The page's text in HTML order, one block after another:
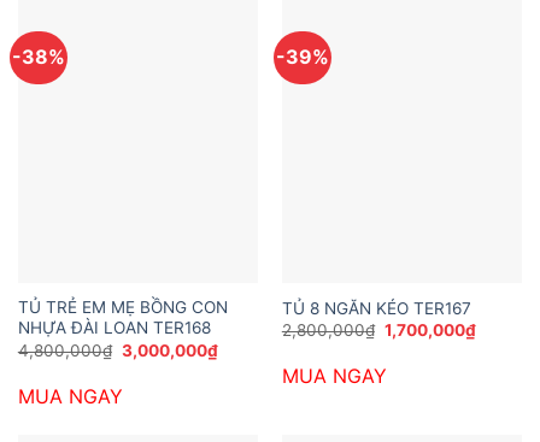
-38%
TỦ TRẺ EM MẸ BỒNG CON
NHỰA ĐÀI LOAN TER168
4,800,000₫ Giá
gốc
4,800,000₫.
3,000,000₫Giá
hiện
MUA NGAY
-39%
TỦ 8 NGĂN KÉO TER167
2,800,000₫ Giá
gốc
2,800,000₫.
1,700,000₫Giá
hiện
MUA NGAY